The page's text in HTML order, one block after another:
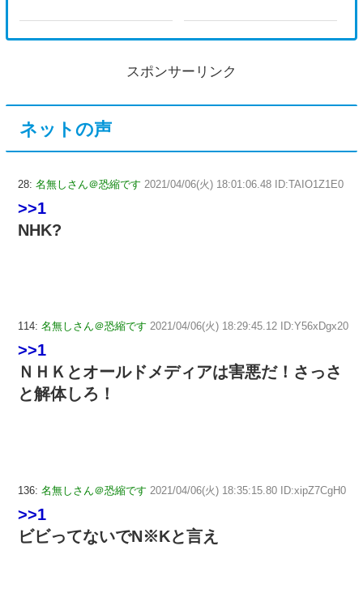
スポンサーリンク
ネットの声
28: 名無しさん＠恐縮です 2021/04/06(火) 18:01:06.48 ID:TAIO1Z1E0
>>1
NHK?
114: 名無しさん＠恐縮です 2021/04/06(火) 18:29:45.12 ID:Y56xDgx20
>>1
ＮＨＫとオールドメディアは害悪だ！さっさ
と解体しろ！
136: 名無しさん＠恐縮です 2021/04/06(火) 18:35:15.80 ID:xipZ7CgH0
>>1
ビビってないでN※Kと言え